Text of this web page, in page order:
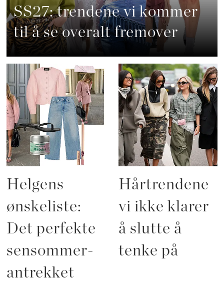
SS27: trendene vi kommer
til å se overalt fremover
Helgens
ønskeliste:
Det perfekte
sensommer-
antrekket
Hårtrendene
vi ikke klarer
å slutte å
tenke på